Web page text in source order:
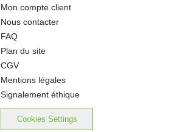
Mon compte client
Nous contacter
FAQ
Plan du site
CGV
Mentions légales
Signalement éthique
Cookies Settings